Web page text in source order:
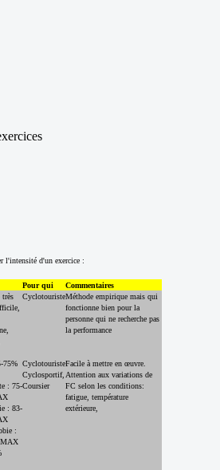
l'intensité d'un exercice :
Pour qui
Commentaires
très
CyclotouristeMéthode empirique mais qui
fonctionne bien pour la
personne qui ne recherche pas
la performance
75%
: 75-
: 83-
:
Cyclotouriste
Cyclosportif,
Coursier
Facile à mettre en œuvre.
Attention aux variations de
FC selon les conditions:
fatigue, température
extérieure,